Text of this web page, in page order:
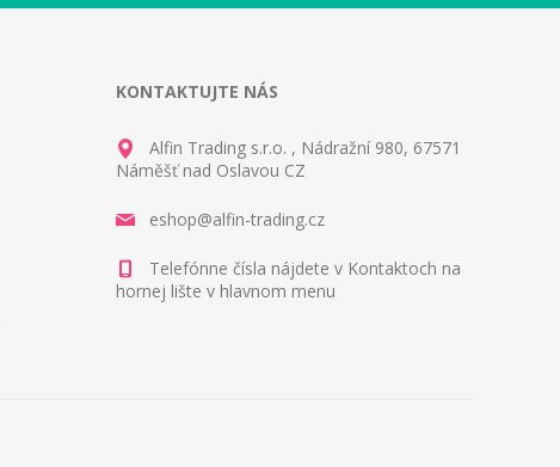
KONTAKTUJTE NÁS
Alfin Trading s.r.o. , Nádražní 980, 67571
Náměšť nad Oslavou CZ
eshop@alfin-trading.cz
Telefónne čísla nájdete v Kontaktoch na
hornej lište v hlavnom menu